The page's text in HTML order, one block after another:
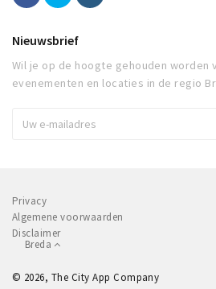
Nieuwsbrief
Wil je op de hoogte gehouden worden
evenementen en locaties in de regio
Privacy
Algemene voorwaarden
Disclaimer
Breda
© 2026, The City App Company